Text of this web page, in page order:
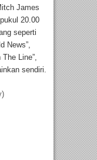
James
20.00
seperti
News”,
Line”,
sendiri.